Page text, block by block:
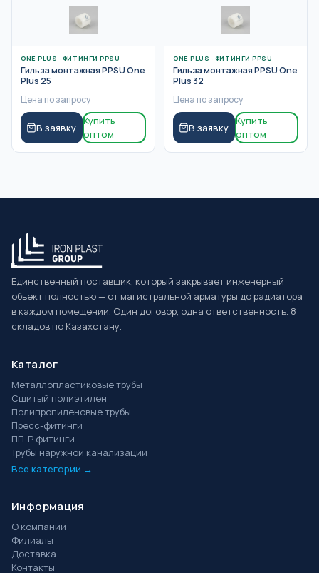
ONE PLUS · ФИТИНГИ PPSU
Гильза монтажная PPSU One
Plus 25
Цена по запросу
В заявку
Купить
оптом
ONE PLUS · ФИТИНГИ PPSU
Гильза монтажная PPSU One
Plus 32
Цена по запросу
В заявку
Купить
оптом
Единственный поставщик, который закрывает инженерный
объект полностью — от магистральной арматуры до радиатора
в каждом помещении. Один договор, одна ответственность. 8
складов по Казахстану.
Каталог
Металлопластиковые трубы
Сшитый полиэтилен
Полипропиленовые трубы
Пресс-фитинги
ПП-Р фитинги
Трубы наружной канализации
Все категории →
Информация
О компании
Филиалы
Доставка
Контакты